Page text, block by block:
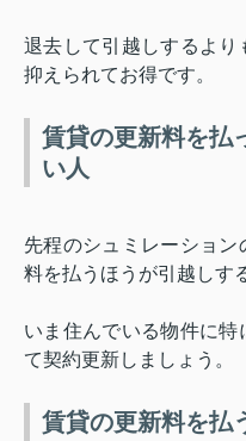
退去して引越しするより
抑えられてお得です。
賃貸の更新料を払
い人
先程のシュミレーショ
料を払うほうが引越しす
いま住んでいる物件に
て契約更新しましょう。
賃貸の更新料を払